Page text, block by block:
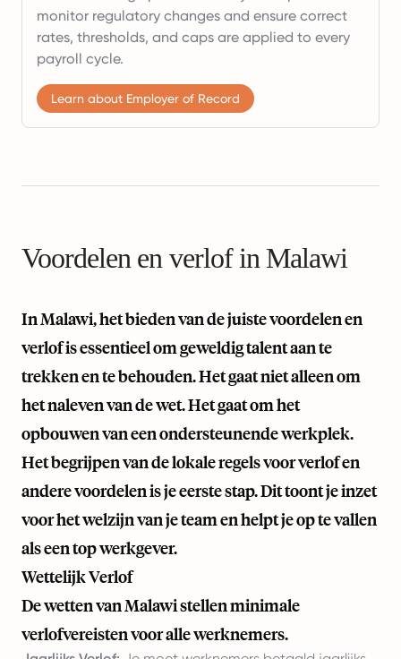
monitor regulatory changes and ensure correct
rates, thresholds, and caps are applied to every
payroll cycle.
Learn about Employer of Record
Voordelen en verlof in Malawi
In Malawi, het bieden van de juiste voordelen en
verlof is essentieel om geweldig talent aan te
trekken en te behouden. Het gaat niet alleen om
het naleven van de wet. Het gaat om het
opbouwen van een ondersteunende werkplek.
Het begrijpen van de lokale regels voor verlof en
andere voordelen is je eerste stap. Dit toont je inzet
voor het welzijn van je team en helpt je op te vallen
als een top werkgever.
Wettelijk Verlof
De wetten van Malawi stellen minimale
verlofvereisten voor alle werknemers.